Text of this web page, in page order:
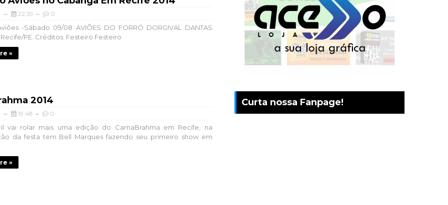
22:39 0
-Sábado 09/08 AVIÕES DO FORRÓ DORGIVAL DANTAS
PE. Créditos: Festeiro Festeiro
»
2014
19:48 0
vai rolar mais uma edição do CarnaBrahma em Recife, na
da festa tem Bell Marques fazendo seu primeiro show em
»
Curta nossa Fanpage!